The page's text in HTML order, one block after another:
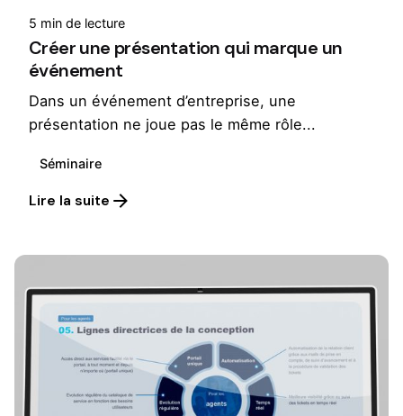
5 min de lecture
Créer une présentation qui marque un
événement
Dans un événement d’entreprise, une
présentation ne joue pas le même rôle...
Séminaire
Lire la suite